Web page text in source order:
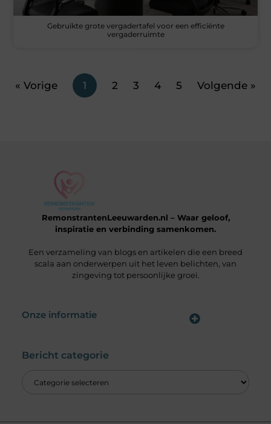
Gebruikte grote vergadertafel voor een efficiënte
vergaderruimte
« Vorige 1 2 3 4 5 Volgende »
RemonstrantenLeeuwarden.nl – Waar geloof,
inspiratie en verbinding samenkomen.
Een verzameling van blogs en artikelen die een breed
scala aan onderwerpen uit het leven belichten, van
zingeving tot persoonlijke groei.
Onze informatie
Bericht categorie